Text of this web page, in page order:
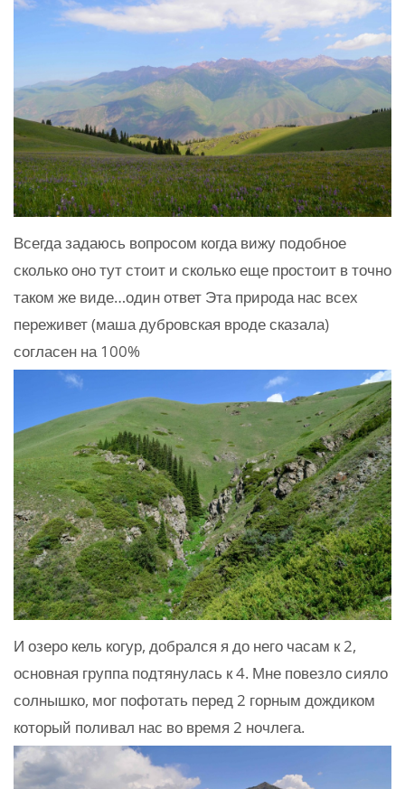
Всегда задаюсь вопросом когда вижу подобное
сколько оно тут стоит и сколько еще простоит в точно
таком же виде…один ответ Эта природа нас всех
переживет (маша дубровская вроде сказала)
согласен на 100%
И озеро кель когур, добрался я до него часам к 2,
основная группа подтянулась к 4. Мне повезло сияло
солнышко, мог пофотать перед 2 горным дождиком
который поливал нас во время 2 ночлега.